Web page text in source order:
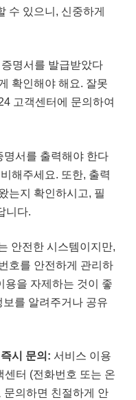
수 있으니, 신중하게
명서를 발급받았다
확인해야 해요. 잘못
고객센터에 문의하여
명서를 출력해야 한다
해주세요. 또한, 출력
는지 확인하시고, 필
니다.
안전한 시스템이지만,
호를 안전하게 관리하
용을 자제하는 것이 좋
를 알려주거나 공유
시 문의: 서비스 이용
센터 (전화번호 또는 온
문의하면 친절하게 안